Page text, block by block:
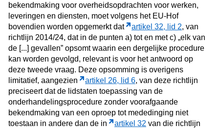
bekendmaking voor overheidsopdrachten voor werken,
leveringen en diensten, moet volgens het EU-Hof
bovendien worden opgemerkt dat
artikel 32, lid 2, van
richtlijn 2014/24, dat in de punten a) tot en met c) „elk van
de [...] gevallen” opsomt waarin een dergelijke procedure
kan worden gevolgd, relevant is voor het antwoord op
deze tweede vraag. Deze opsomming is overigens
limitatief, aangezien
artikel 26, lid 6, van deze richtlijn
preciseert dat de lidstaten toepassing van de
onderhandelingsprocedure zonder voorafgaande
bekendmaking van een oproep tot mededinging niet
toestaan in andere dan de in
artikel 32 van die richtlijn